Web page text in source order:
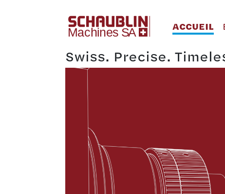
ACCUEIL
Swiss. Precise.